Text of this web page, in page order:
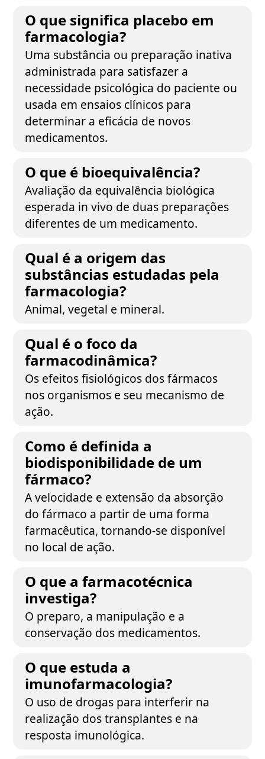
O que significa placebo em
farmacologia?
Uma substância ou preparação inativa
administrada para satisfazer a
necessidade psicológica do paciente ou
usada em ensaios clínicos para
determinar a eficácia de novos
medicamentos.
O que é bioequivalência?
Avaliação da equivalência biológica
esperada in vivo de duas preparações
diferentes de um medicamento.
Qual é a origem das
substâncias estudadas pela
farmacologia?
Animal, vegetal e mineral.
Qual é o foco da
farmacodinâmica?
Os efeitos fisiológicos dos fármacos
nos organismos e seu mecanismo de
ação.
Como é definida a
biodisponibilidade de um
fármaco?
A velocidade e extensão da absorção
do fármaco a partir de uma forma
farmacêutica, tornando-se disponível
no local de ação.
O que a farmacotécnica
investiga?
O preparo, a manipulação e a
conservação dos medicamentos.
O que estuda a
imunofarmacologia?
O uso de drogas para interferir na
realização dos transplantes e na
resposta imunológica.